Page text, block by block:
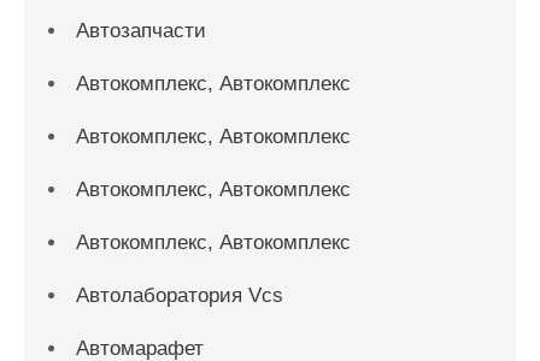
Автозапчасти
Автокомплекс, Автокомплекс
Автокомплекс, Автокомплекс
Автокомплекс, Автокомплекс
Автокомплекс, Автокомплекс
Автолаборатория Vcs
Автомарафет